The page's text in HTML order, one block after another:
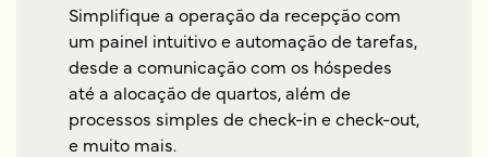
Simplifique a operação da recepção com
um painel intuitivo e automação de tarefas,
desde a comunicação com os hóspedes
até a alocação de quartos, além de
processos simples de check-in e check-out,
e muito mais.